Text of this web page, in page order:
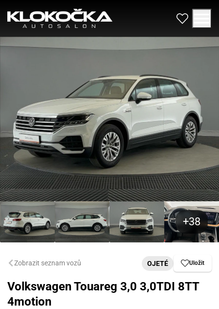
Zobrazit seznam vozů OJETÉ Uložit
Volkswagen Touareg 3,0 3,0TDI 8TT
4motion